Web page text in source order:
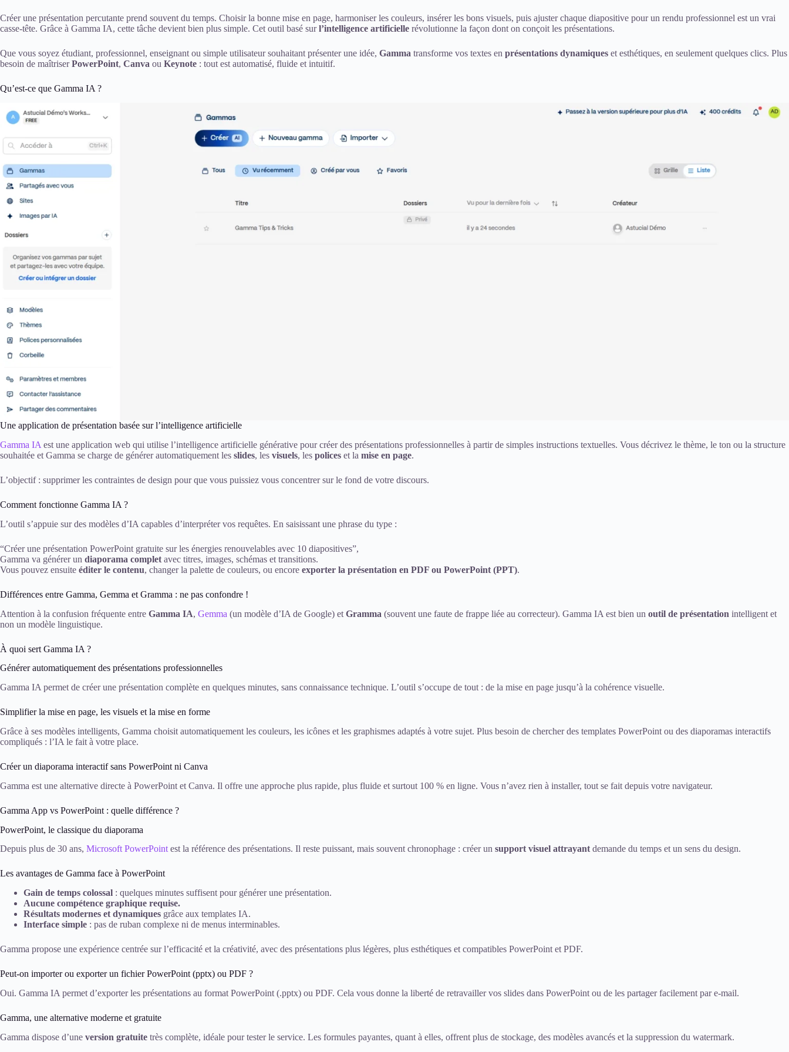
Créer une présentation percutante prend souvent du temps. Choisir la bonne mise en page, harmoniser les couleurs, insérer les bons visuels, puis ajuster chaque diapositive pour un rendu professionnel est un vrai
casse-tête. Grâce à Gamma IA, cette tâche devient bien plus simple. Cet outil basé surl’intelligence artificielle révolutionne la façon dont on conçoit les présentations.
Que vous soyez étudiant, professionnel, enseignant ou simple utilisateur souhaitant présenter une idée, Gamma transforme vos textes en présentations dynamiques et esthétiques, en seulement quelques clics. Plus
besoin de maîtriserPowerPoint, Canva ou Keynote : tout est automatisé, fluide et intuitif.
Qu’est-ce que Gamma IA ?
Une application de présentation basée sur l’intelligence artificielle
Gamma IA est une application web qui utilise l’intelligence artificielle générative pour créer des présentations professionnelles à partir de simples instructions textuelles. Vous décrivez le thème, le ton ou la structure
souhaitée et Gamma se charge de générer automatiquement les slides, les visuels, les polices et la mise en page.
L’objectif : supprimer les contraintes de design pour que vous puissiez vous concentrer sur le fond de votre discours.
Comment fonctionne Gamma IA ?
L’outil s’appuie sur des modèles d’IA capables d’interpréter vos requêtes. En saisissant une phrase du type :
“Créer une présentation PowerPoint gratuite sur les énergies renouvelables avec 10 diapositives”,
Gamma va générer un diaporama complet avec titres, images, schémas et transitions.
Vous pouvez ensuite éditer le contenu, changer la palette de couleurs, ou encore exporter la présentation en PDF ou PowerPoint (PPT).
Différences entre Gamma, Gemma et Gramma : ne pas confondre !
Attention à la confusion fréquente entre Gamma IA, Gemma (un modèle d’IA de Google) et Gramma (souvent une faute de frappe liée au correcteur). Gamma IA est bien un outil de présentation intelligent et
non un modèle linguistique.
À quoi sert Gamma IA ?
Générer automatiquement des présentations professionnelles
Gamma IA permet de créer une présentation complète en quelques minutes, sans connaissance technique. L’outil s’occupe de tout : de la mise en page jusqu’à la cohérence visuelle.
Simplifier la mise en page, les visuels et la mise en forme
Grâce à ses modèles intelligents, Gamma choisit automatiquement les couleurs, les icônes et les graphismes adaptés à votre sujet. Plus besoin de chercher des templates PowerPoint ou des diaporamas interactifs
compliqués : l’IA le fait à votre place.
Créer un diaporama interactif sans PowerPoint ni Canva
Gamma est une alternative directe à PowerPoint et Canva. Il offre une approche plus rapide, plus fluide et surtout 100 % en ligne. Vous n’avez rien à installer, tout se fait depuis votre navigateur.
Gamma App vs PowerPoint : quelle différence ?
PowerPoint, le classique du diaporama
Depuis plus de 30 ans, Microsoft PowerPoint est la référence des présentations. Il reste puissant, mais souvent chronophage : créer un support visuel attrayant demande du temps et un sens du design.
Les avantages de Gamma face à PowerPoint
Gain de temps colossal : quelques minutes suffisent pour générer une présentation.
Aucune compétence graphique requise.
Résultats modernes et dynamiques grâce aux templates IA.
Interface simple : pas de ruban complexe ni de menus interminables.
Gamma propose une expérience centrée sur l’efficacité et la créativité, avec des présentations plus légères, plus esthétiques et compatibles PowerPoint et PDF.
Peut-on importer ou exporter un fichier PowerPoint (pptx) ou PDF ?
Oui. Gamma IA permet d’exporter les présentations au format PowerPoint (.pptx) ou PDF. Cela vous donne la liberté de retravailler vos slides dans PowerPoint ou de les partager facilement par e-mail.
Gamma, une alternative moderne et gratuite
Gamma dispose d’une version gratuite très complète, idéale pour tester le service. Les formules payantes, quant à elles, offrent plus de stockage, des modèles avancés et la suppression du watermark.